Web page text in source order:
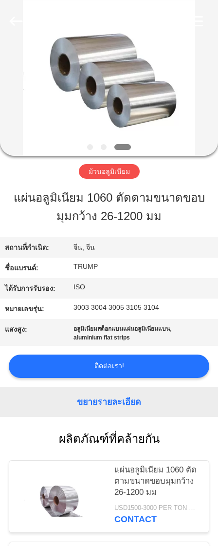
สินค้า
ทัวร์
โรงงาน
การ
ควบคุม
คุณภาพ
แผนผัง
เว็บไซต์
ม้วนอลูมิเนียม
แผ่นอลูมิเนียม 1060 ตัดตามขนาดขอบ
มุมกว้าง 26-1200 มม
สถานที่กำเนิด: จีน, จีน
ชื่อแบรนด์: TRUMP
ได้รับการรับรอง: ISO
หมายเลขรุ่น: 3003 3004 3005 3105 3104
แสงสูง: อลูมิเนียมสต็อกแบนแผ่นอลูมิเนียมแบน,
aluminium flat strips
ติดต่อเรา!
ขยายรายละเอียด
ผลิตภัณฑ์ที่คล้ายกัน
แผ่นอลูมิเนียม 1060 ตัด
ตามขนาดขอบมุมกว้าง
26-1200 มม
USD1500-3000 PER TON MOQ:1ton
CONTACT